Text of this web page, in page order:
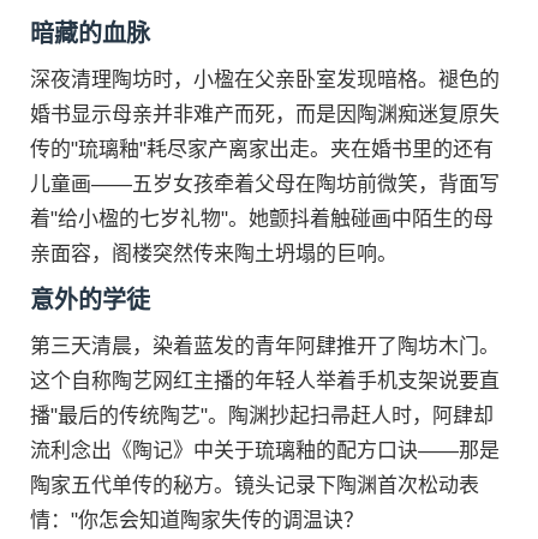
暗藏的血脉
深夜清理陶坊时，小楹在父亲卧室发现暗格。褪色的
婚书显示母亲并非难产而死，而是因陶渊痴迷复原失
传的"琉璃釉"耗尽家产离家出走。夹在婚书里的还有
儿童画——五岁女孩牵着父母在陶坊前微笑，背面写
着"给小楹的七岁礼物"。她颤抖着触碰画中陌生的母
亲面容，阁楼突然传来陶土坍塌的巨响。
意外的学徒
第三天清晨，染着蓝发的青年阿肆推开了陶坊木门。
这个自称陶艺网红主播的年轻人举着手机支架说要直
播"最后的传统陶艺"。陶渊抄起扫帚赶人时，阿肆却
流利念出《陶记》中关于琉璃釉的配方口诀——那是
陶家五代单传的秘方。镜头记录下陶渊首次松动表
情："你怎会知道陶家失传的调温诀？